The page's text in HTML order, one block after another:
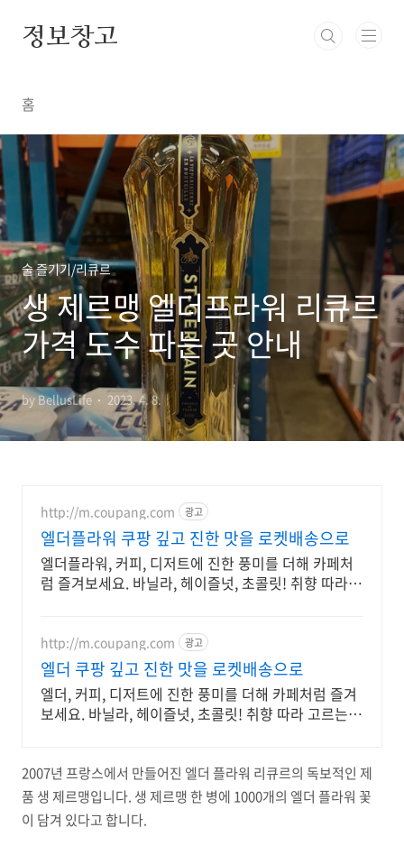
정보창고
홈
술 즐기기/리큐르
생 제르맹 엘더프라워 리큐르
가격 도수 파는 곳 안내
by BellusLife 2023. 4. 8.
http://m.coupang.com 광고
엘더플라워 쿠팡 깊고 진한 맛을 로켓배송으로
엘더플라워, 커피, 디저트에 진한 풍미를 더해 카페처
럼 즐겨보세요. 바닐라, 헤이즐넛, 초콜릿! 취향 따라
http://m.coupang.com 광고
엘더 쿠팡 깊고 진한 맛을 로켓배송으로
엘더, 커피, 디저트에 진한 풍미를 더해 카페처럼 즐겨
보세요. 바닐라, 헤이즐넛, 초콜릿! 취향 따라 고르는
2007년 프랑스에서 만들어진 엘더 플라워 리큐르의 독보적인 제
품 생 제르맹입니다. 생 제르맹 한 병에 1000개의 엘더 플라워 꽃
이 담겨 있다고 합니다.